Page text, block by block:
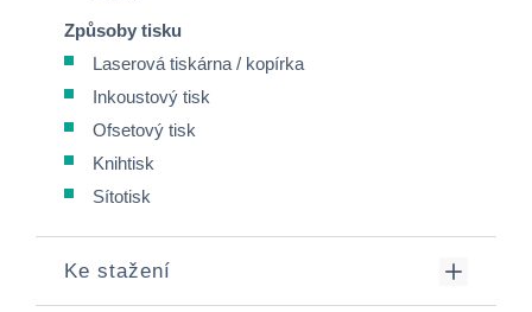
Způsoby tisku
Laserová tiskárna / kopírka
Inkoustový tisk
Ofsetový tisk
Knihtisk
Sítotisk
Ke stažení